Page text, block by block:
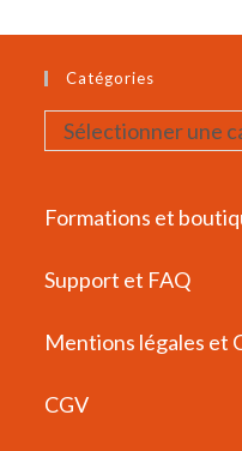
Catégories
Catégories
Sélectionner une
Formations et
Support et FAQ
Mentions légales et
CGV